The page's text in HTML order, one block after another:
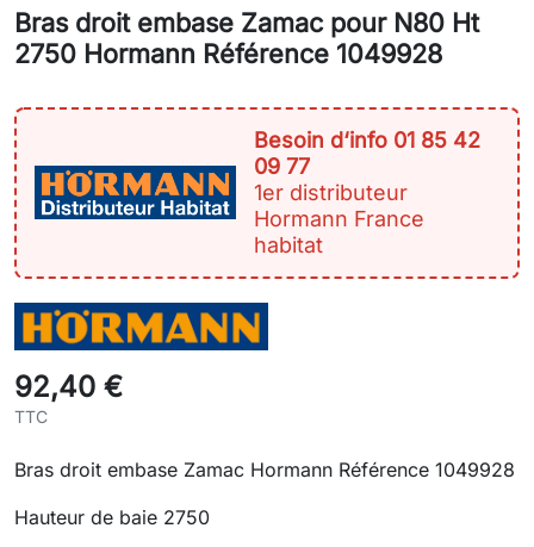
Bras droit embase Zamac pour N80 Ht
2750 Hormann Référence 1049928
Besoin d‘info 01 85 42
09 77
1er distributeur
Hormann France
habitat
92,40 €
TTC
Bras droit embase Zamac Hormann Référence 1049928
Hauteur de baie 2750